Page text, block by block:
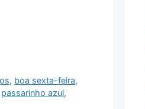
, boa sexta-feira,
passarinho azul,